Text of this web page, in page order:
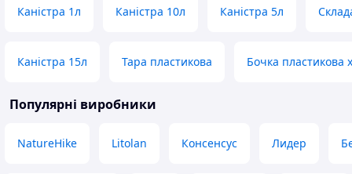
Каністра 1л Каністра 10л Каністра 5л
Каністра 15л Тара пластикова Бочка пластикова
Популярні виробники
NatureHike Litolan Консенсус Лидер